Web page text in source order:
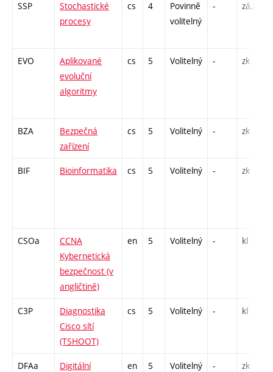
SSP
Stochastické
procesy
cs 4
Povinně
volitelný
- zá,zk
EVO
Aplikované
evoluční
algoritmy
cs 5 Volitelný - zk
BZA
Bezpečná
zařízení
cs 5 Volitelný - zk
BIF Bioinformatika cs 5 Volitelný - zk
CSOa
CCNA
Kybernetická
bezpečnost (v
angličtině)
en 5 Volitelný - kl
C3P
Diagnostika
Cisco sítí
(TSHOOT)
cs 5 Volitelný - kl
DFAa
Digitální
en 5 Volitelný - zk